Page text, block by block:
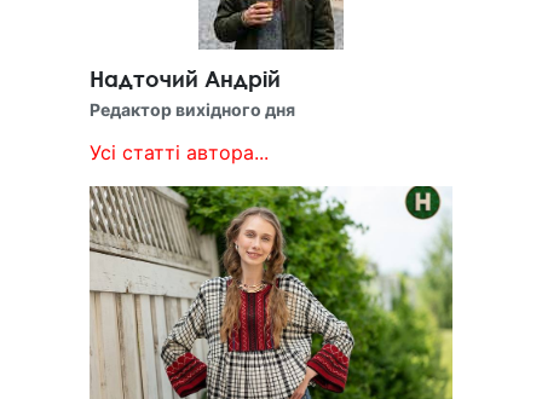
Надточий Андрій
Редактор вихідного дня
Усі статті автора...